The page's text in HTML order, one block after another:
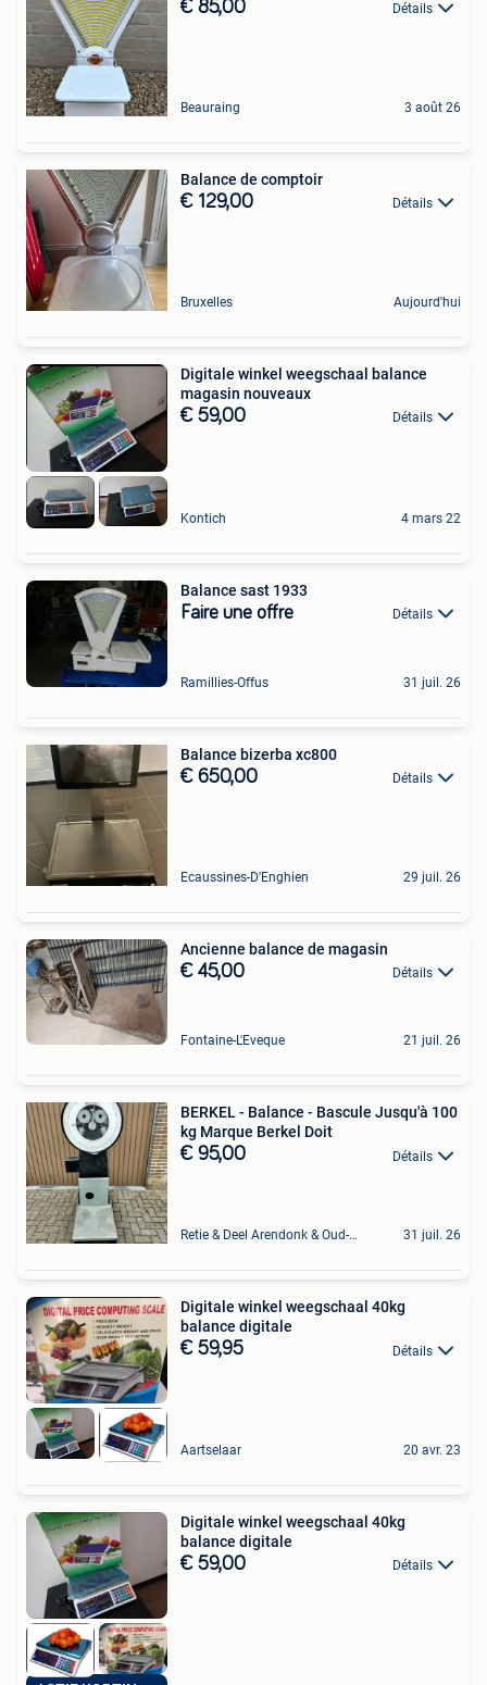
€ 85,00 Détails
Beauraing 3 août 26
Balance de comptoir
€ 129,00 Détails
Bruxelles Aujourd'hui
Digitale winkel weegschaal balance
magasin nouveaux
€ 59,00 Détails
Kontich 4 mars 22
Balance sast 1933
Faire une offre Détails
Ramillies-Offus 31 juil. 26
Balance bizerba xc800
€ 650,00 Détails
Ecaussines-D'Enghien 29 juil. 26
Ancienne balance de magasin
€ 45,00 Détails
Fontaine-L'Eveque 21 juil. 26
BERKEL - Balance - Bascule Jusqu'à 100
kg Marque Berkel Doit
€ 95,00 Détails
Retie & Deel Arendonk & Oud-Turnhout 31 juil. 26
Digitale winkel weegschaal 40kg
balance digitale
€ 59,95 Détails
Aartselaar 20 avr. 23
Digitale winkel weegschaal 40kg
balance digitale
€ 59,00 Détails